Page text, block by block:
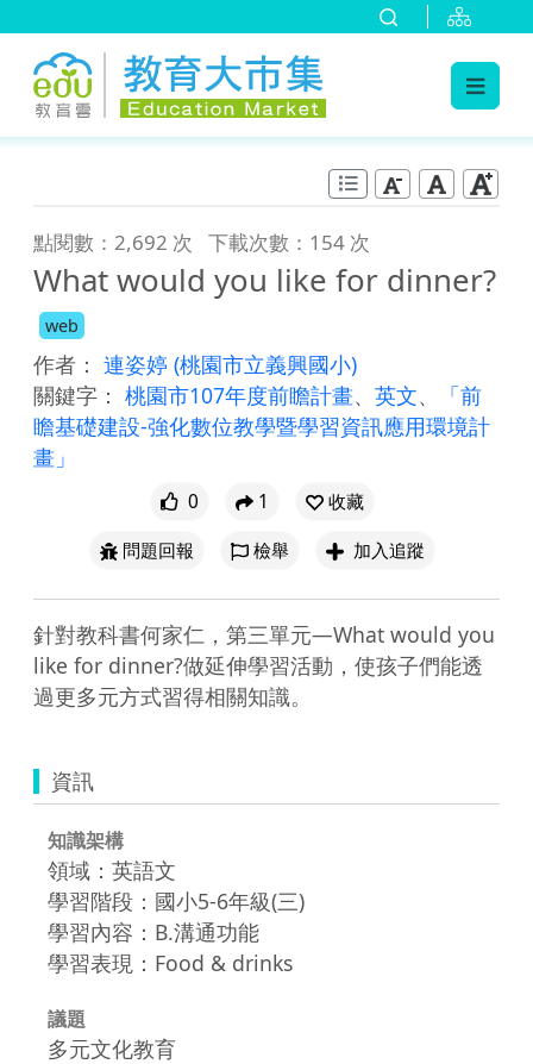
點閱數：2,692 次 下載次數：154 次
What would you like for dinner?
web
作者： 連姿婷 (桃園市立義興國小)
關鍵字： 桃園市107年度前瞻計畫、 英文、
「前
瞻基礎建設-強化數位教學暨學習資訊應用環境計
畫」
0 1
收藏
問題回報
檢舉 加入追蹤
針對教科書何家仁，第三單元―What would you
like for dinner?做延伸學習活動，使孩子們能透
過更多元方式習得相關知識。
資訊
知識架構
領域：英語文
學習階段：國小5-6年級(三)
學習內容：B.溝通功能
學習表現：Food & drinks
議題
多元文化教育